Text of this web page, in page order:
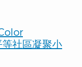
社區凝聚小